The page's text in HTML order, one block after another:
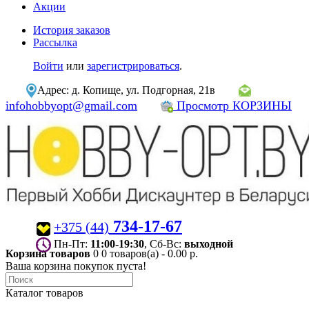
Акции
История заказов
Рассылка
Войти или зарегистрироваться.
Адрес: д. Копище, ул. Подгорная, 21в
infohobbyopt@gmail.com Просмотр КОРЗИНЫ
+375 (44) 734-17-67
Пн-Пт: 11:00-19:30 , Сб-Вс: выходной
Корзина товаров 0 0 товаров(а) - 0.00 р.
Ваша корзина покупок пуста!
Каталог товаров